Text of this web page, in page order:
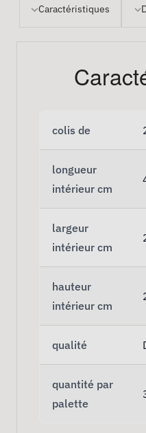
Caractéristiques
colis de
longueur
intérieur cm
largeur
intérieur cm
hauteur
intérieur cm
qualité
quantité par
palette